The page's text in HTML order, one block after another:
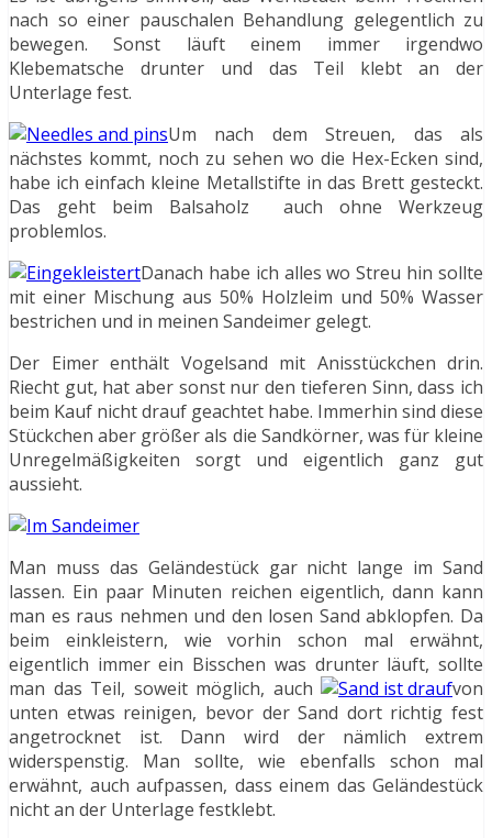
nach so einer pauschalen Behandlung gelegentlich zu
bewegen. Sonst läuft einem immer irgendwo
Klebematsche drunter und das Teil klebt an der
Unterlage fest.
Um nach dem Streuen, das als
nächstes kommt, noch zu sehen wo die Hex-Ecken sind,
habe ich einfach kleine Metallstifte in das Brett gesteckt.
Das geht beim Balsaholz auch ohne Werkzeug
problemlos.
Danach habe ich alles wo Streu hin sollte
mit einer Mischung aus 50% Holzleim und 50% Wasser
bestrichen und in meinen Sandeimer gelegt.
Der Eimer enthält Vogelsand mit Anisstückchen drin.
Riecht gut, hat aber sonst nur den tieferen Sinn, dass ich
beim Kauf nicht drauf geachtet habe. Immerhin sind diese
Stückchen aber größer als die Sandkörner, was für kleine
Unregelmäßigkeiten sorgt und eigentlich ganz gut
aussieht.
Man muss das Geländestück gar nicht lange im Sand
lassen. Ein paar Minuten reichen eigentlich, dann kann
man es raus nehmen und den losen Sand abklopfen. Da
beim einkleistern, wie vorhin schon mal erwähnt,
eigentlich immer ein Bisschen was drunter läuft, sollte
man das Teil, soweit möglich, auch
von
unten etwas reinigen, bevor der Sand dort richtig fest
angetrocknet ist. Dann wird der nämlich extrem
widerspenstig. Man sollte, wie ebenfalls schon mal
erwähnt, auch aufpassen, dass einem das Geländestück
nicht an der Unterlage festklebt.